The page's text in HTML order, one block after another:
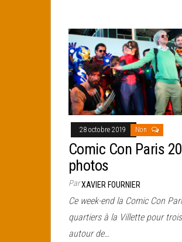
28 octobre 2019 Non
Comic Con Paris
photos
ParXAVIER FOURNIER
Ce week-end la Comic Con
quartiers à la Villette pour
autour de…